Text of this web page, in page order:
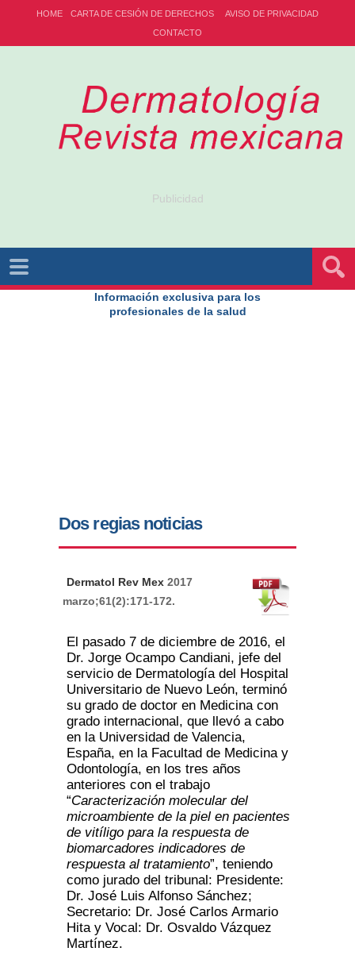
HOME CARTA DE CESIÓN DE DERECHOS
AVISO DE PRIVACIDAD
CONTACTO
Publicidad
Información exclusiva para los
profesionales de la salud
Dos regias noticias
Dermatol Rev Mex 2017
marzo;61(2):171-172.
El pasado 7 de diciembre de 2016, el
Dr. Jorge Ocampo Candiani, jefe del
servicio de Dermatología del Hospital
Universitario de Nuevo León, terminó
su grado de doctor en Medicina con
grado internacional, que llevó a cabo
en la Universidad de Valencia,
España, en la Facultad de Medicina y
Odontología, en los tres años
anteriores con el trabajo
“Caracterización molecular del
microambiente de la piel en pacientes
de vitíligo para la respuesta de
biomarcadores indicadores de
respuesta al tratamiento”, teniendo
como jurado del tribunal: Presidente:
Dr. José Luis Alfonso Sánchez;
Secretario: Dr. José Carlos Armario
Hita y Vocal: Dr. Osvaldo Vázquez
Martínez.